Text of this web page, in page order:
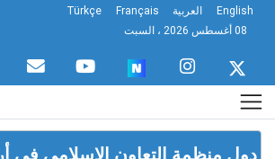
English العربية Français
Türkçe